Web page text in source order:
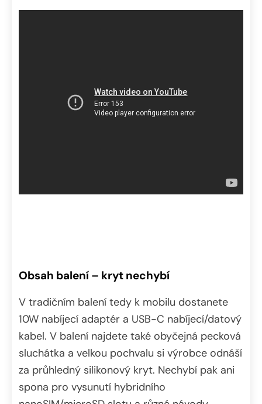
Obsah balení – kryt nechybí
V tradičním balení tedy k mobilu dostanete
10W nabíjecí adaptér a USB-C nabíjecí/datový
kabel. V balení najdete také obyčejná pecková
sluchátka a velkou pochvalu si výrobce odnáší
za průhledný silikonový kryt. Nechybí pak ani
spona pro vysunutí hybridního